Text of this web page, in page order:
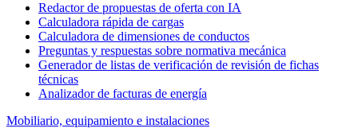
Redactor de propuestas de oferta con IA
Calculadora rápida de cargas
Calculadora de dimensiones de conductos
Preguntas y respuestas sobre normativa mecánica
Generador de listas de verificación de revisión de fichas
técnicas
Analizador de facturas de energía
Mobiliario, equipamiento e instalaciones